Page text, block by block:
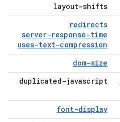
layout-shifts
redirects
server-response-time
uses-text-compression
dom-size
duplicated-javascript
font-display